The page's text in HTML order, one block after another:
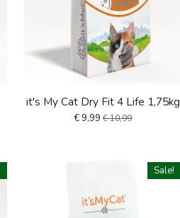
it's My Cat Dry Fit 4 Life 1,75kg
€ 9,99 € 10,99
Sale!